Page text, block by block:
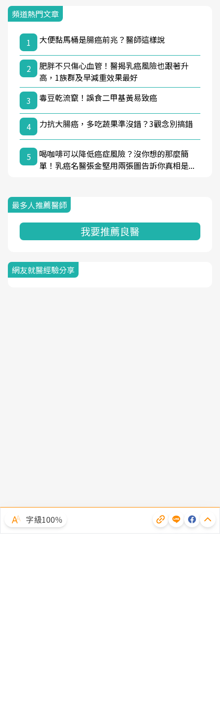
頻道熱門文章
1 大便黏馬桶是腸癌前兆？醫師這樣說
2
肥胖不只傷心血管！醫揭乳癌風險也跟著升
高，1族群及早減重效果最好
3
毒豆乾流竄！誤食二甲基黃易致癌
4 力抗大腸癌，多吃蔬果準沒錯？3觀念別搞錯
5
喝咖啡可以降低癌症風險？沒你想的那麼簡
單！乳癌名醫張金堅用兩張圖告訴你真相是...
最多人推薦醫師
我要推薦良醫
網友就醫經驗分享
字級100％